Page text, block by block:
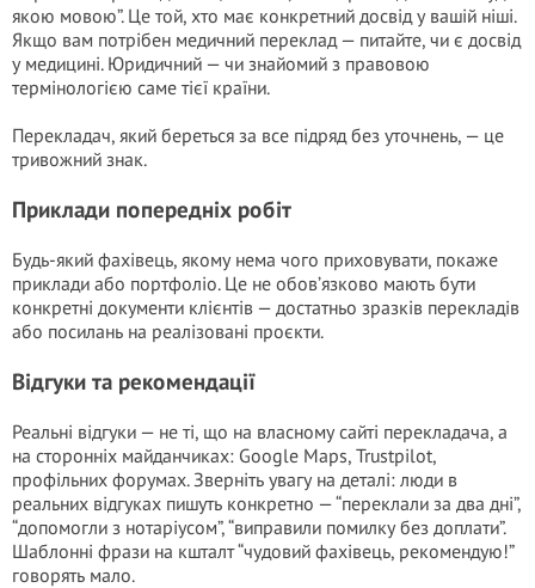
якою мовою”. Це той, хто має конкретний досвід у вашій ніші.
Якщо вам потрібен медичний переклад — питайте, чи є досвід
у медицині. Юридичний — чи знайомий з правовою
термінологією саме тієї країни.
Перекладач, який береться за все підряд без уточнень, — це
тривожний знак.
Приклади попередніх робіт
Будь-який фахівець, якому нема чого приховувати, покаже
приклади або портфоліо. Це не обов’язково мають бути
конкретні документи клієнтів — достатньо зразків перекладів
або посилань на реалізовані проєкти.
Відгуки та рекомендації
Реальні відгуки — не ті, що на власному сайті перекладача, а
на сторонніх майданчиках: Google Maps, Trustpilot,
профільних форумах. Зверніть увагу на деталі: люди в
реальних відгуках пишуть конкретно — “переклали за два дні”,
“допомогли з нотаріусом”, “виправили помилку без доплати”.
Шаблонні фрази на кшталт “чудовий фахівець, рекомендую!”
говорять мало.